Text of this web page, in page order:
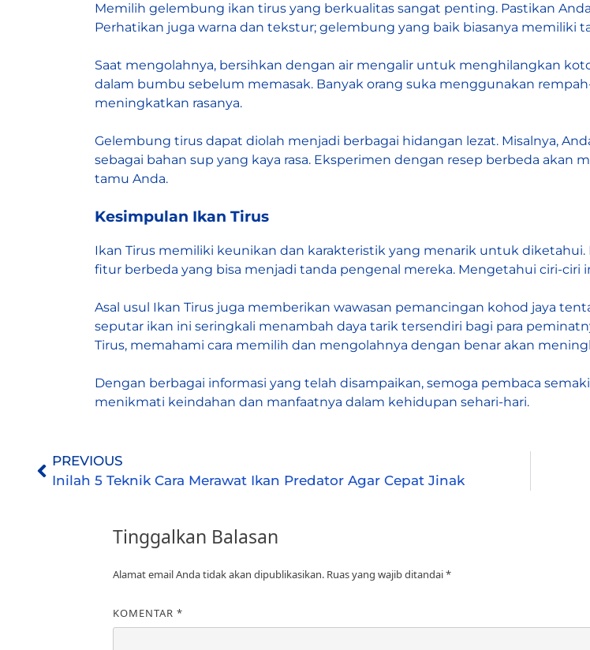
Memilih gelembung ikan tirus yang berkualitas sangat penting. Pastikan
Perhatikan juga warna dan tekstur; gelembung yang baik biasanya memiliki
Saat mengolahnya, bersihkan dengan air mengalir untuk menghilangkan
dalam bumbu sebelum memasak. Banyak orang suka menggunakan
meningkatkan rasanya.
Gelembung tirus dapat diolah menjadi berbagai hidangan lezat. Misalnya,
sebagai bahan sup yang kaya rasa. Eksperimen dengan resep berbeda
tamu Anda.
Kesimpulan Ikan Tirus
Ikan Tirus memiliki keunikan dan karakteristik yang menarik untuk
fitur berbeda yang bisa menjadi tanda pengenal mereka. Mengetahui ciri-ciri
Asal usul Ikan Tirus juga memberikan wawasan pemancingan kohod jaya
seputar ikan ini seringkali menambah daya tarik tersendiri bagi para
Tirus, memahami cara memilih dan mengolahnya dengan benar akan
Dengan berbagai informasi yang telah disampaikan, semoga pembaca
menikmati keindahan dan manfaatnya dalam kehidupan sehari-hari.
PREVIOUS
Inilah 5 Teknik Cara Merawat Ikan Predator Agar Cepat Jinak
Tinggalkan Balasan
Alamat email Anda tidak akan dipublikasikan. Ruas yang wajib ditandai*
KOMENTAR*